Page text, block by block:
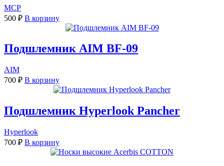
MCP
500 ₽ В корзину
Подшлемник AIM BF-09
AIM
700 ₽ В корзину
Подшлемник Hyperlook Pancher
Hyperlook
700 ₽ В корзину